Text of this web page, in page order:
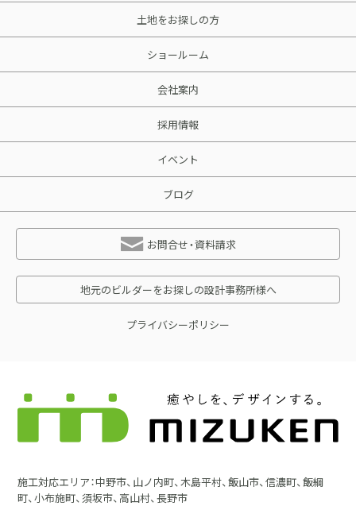
土地をお探しの方
ショールーム
会社案内
採用情報
イベント
ブログ
お問合せ・資料請求
地元のビルダーをお探しの設計事務所様へ
プライバシーポリシー
施工対応エリア：中野市、山ノ内町、木島平村、飯山市、信濃町、飯綱
町、小布施町、須坂市、高山村、長野市